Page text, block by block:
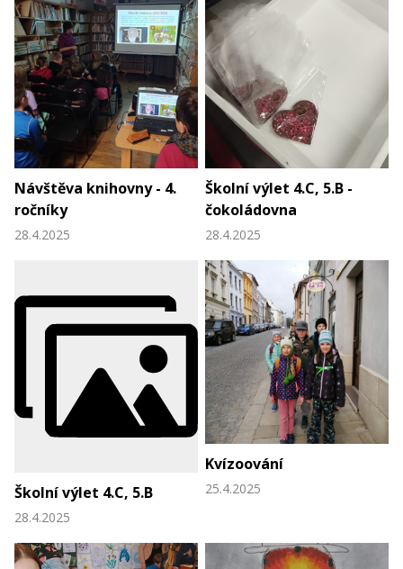
Návštěva knihovny - 4.
ročníky
28.4.2025
Školní výlet 4.C, 5.B -
čokoládovna
28.4.2025
Školní výlet 4.C, 5.B
28.4.2025
Kvízoování
25.4.2025